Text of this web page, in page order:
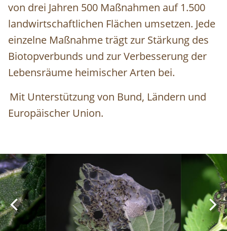
von drei Jahren 500 Maßnahmen auf 1.500
landwirtschaftlichen Flächen umsetzen. Jede
einzelne Maßnahme trägt zur Stärkung des
Biotopverbunds und zur Verbesserung der
Lebensräume heimischer Arten bei.
Mit Unterstützung von Bund, Ländern und
Europäischer Union.
Image